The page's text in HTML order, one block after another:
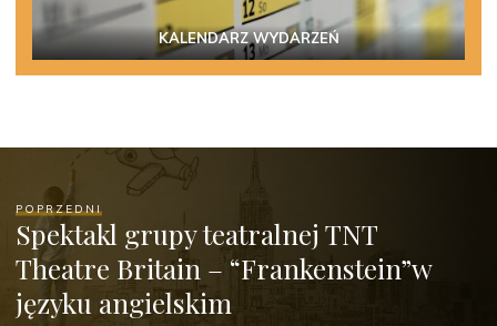
KALENDARZ WYDARZEŃ
POPRZEDNI
Spektakl grupy teatralnej TNT
Theatre Britain – “Frankenstein”w
języku angielskim